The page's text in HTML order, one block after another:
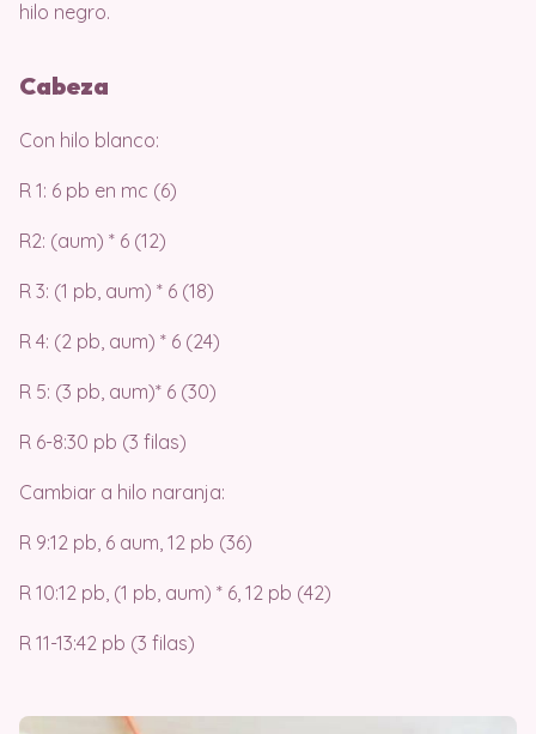
hilo negro.
Cabeza
Con hilo blanco:
R 1: 6 pb en mc (6)
R2: (aum) * 6 (12)
R 3: (1 pb, aum) * 6 (18)
R 4: (2 pb, aum) * 6 (24)
R 5: (3 pb, aum)* 6 (30)
R 6-8:30 pb (3 filas)
Cambiar a hilo naranja:
R 9:12 pb, 6 aum, 12 pb (36)
R 10:12 pb, (1 pb, aum) * 6, 12 pb (42)
R 11-13:42 pb (3 filas)